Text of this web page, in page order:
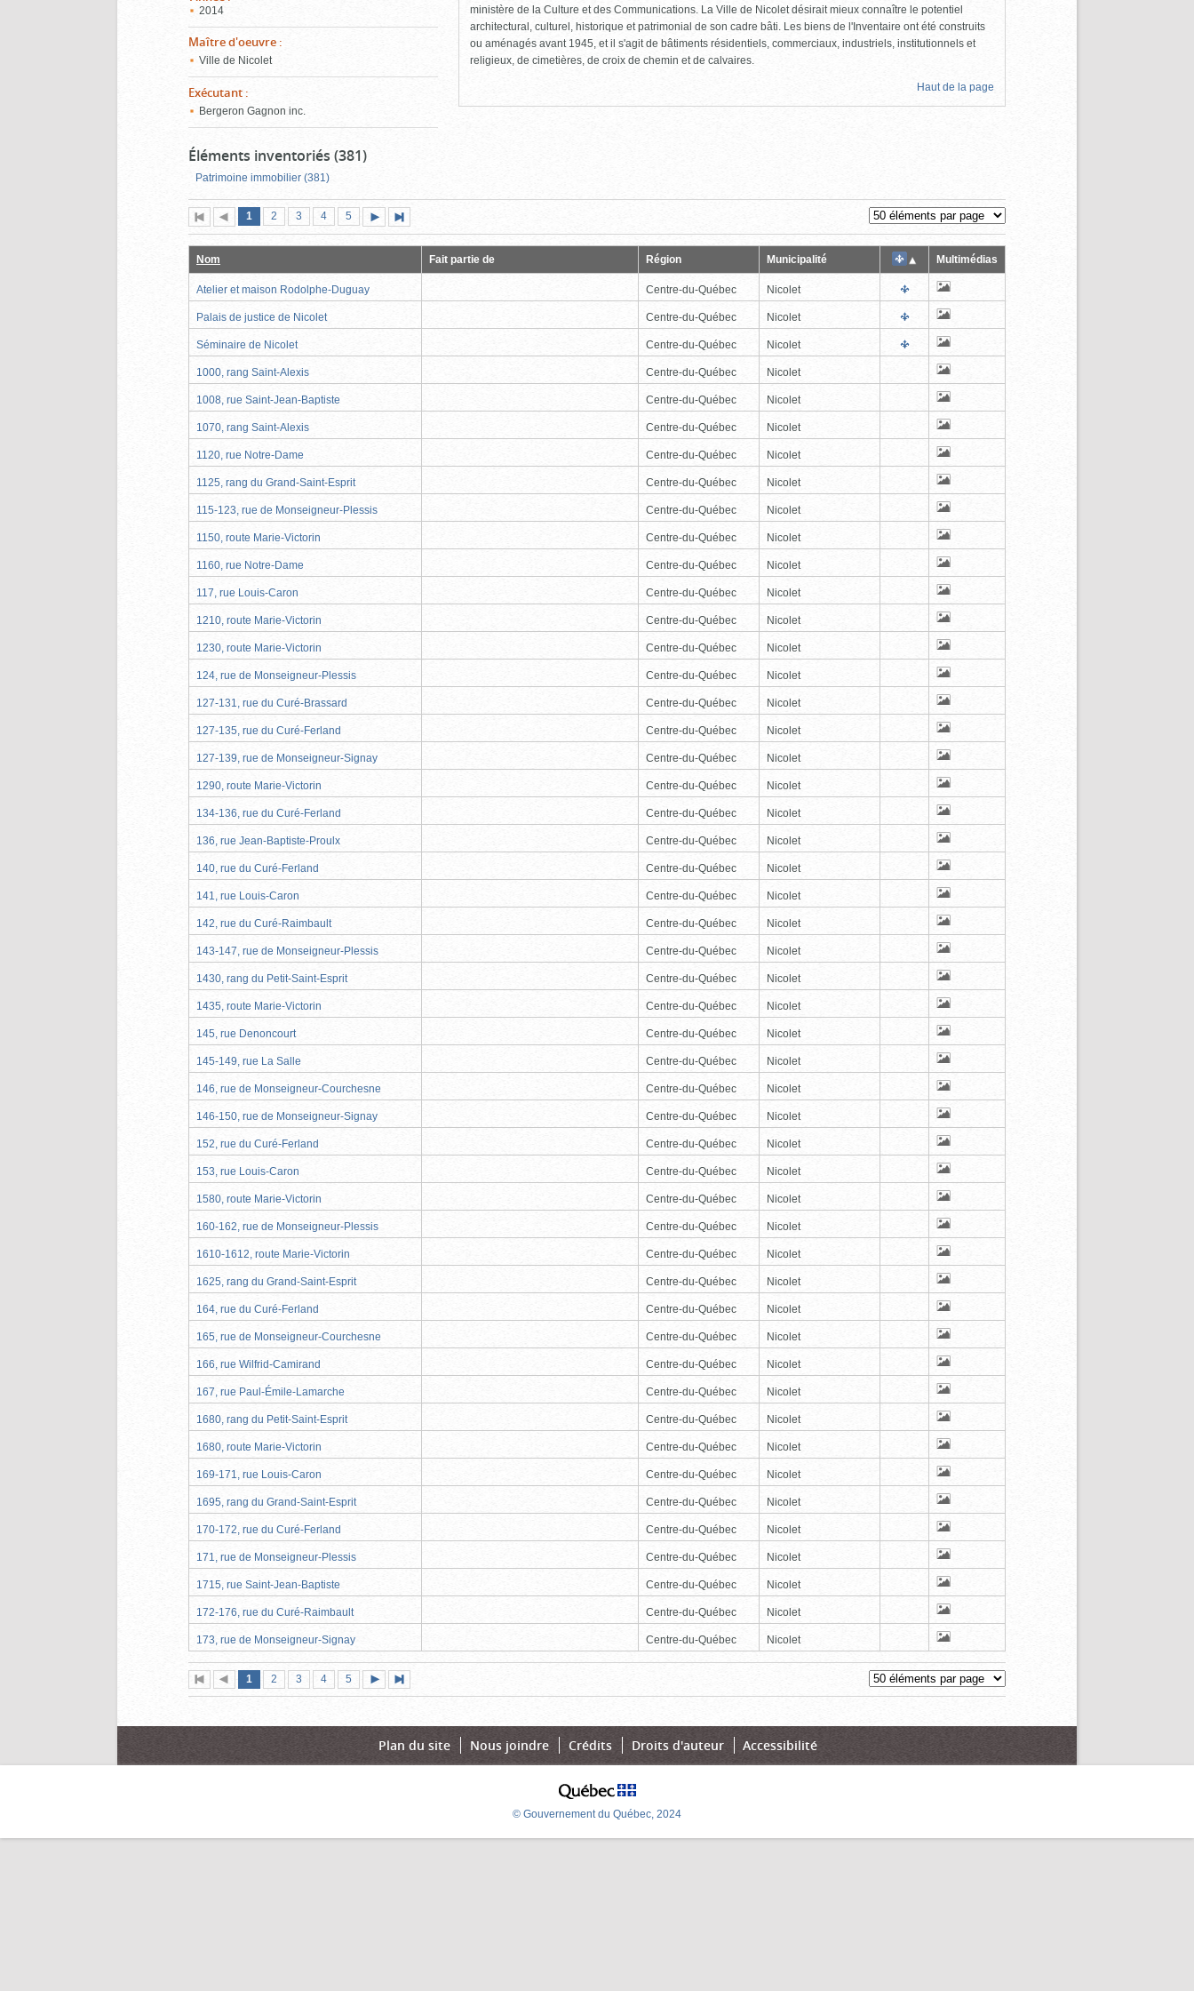
2014
Maître d'oeuvre :
Ville de Nicolet
Exécutant :
Bergeron Gagnon inc.
ministère de la Culture et des Communications. La Ville de Nicolet désirait mieux connaître le potentiel
architectural, culturel, historique et patrimonial de son cadre bâti. Les biens de l'Inventaire ont été construits
ou aménagés avant 1945, et il s'agit de bâtiments résidentiels, commerciaux, industriels, institutionnels et
religieux, de cimetières, de croix de chemin et de calvaires.
Haut de la page
Éléments inventoriés (381)
Patrimoine immobilier (381)
Première
page
Page
précédente
Page
1 (page
actuelle)
Page
2 Page
3 Page
4 Page
5
suivante
page
Nom Fait partie de Région Municipalité Multimédias
Atelier et maison Rodolphe-Duguay Centre-du-Québec Nicolet
Palais de justice de Nicolet Centre-du-Québec Nicolet
Séminaire de Nicolet Centre-du-Québec Nicolet
1000, rang Saint-Alexis Centre-du-Québec Nicolet
1008, rue Saint-Jean-Baptiste Centre-du-Québec Nicolet
1070, rang Saint-Alexis Centre-du-Québec Nicolet
1120, rue Notre-Dame Centre-du-Québec Nicolet
1125, rang du Grand-Saint-Esprit Centre-du-Québec Nicolet
115-123, rue de Monseigneur-Plessis Centre-du-Québec Nicolet
1150, route Marie-Victorin Centre-du-Québec Nicolet
1160, rue Notre-Dame Centre-du-Québec Nicolet
117, rue Louis-Caron Centre-du-Québec Nicolet
1210, route Marie-Victorin Centre-du-Québec Nicolet
1230, route Marie-Victorin Centre-du-Québec Nicolet
124, rue de Monseigneur-Plessis Centre-du-Québec Nicolet
127-131, rue du Curé-Brassard Centre-du-Québec Nicolet
127-135, rue du Curé-Ferland Centre-du-Québec Nicolet
127-139, rue de Monseigneur-Signay Centre-du-Québec Nicolet
1290, route Marie-Victorin Centre-du-Québec Nicolet
134-136, rue du Curé-Ferland Centre-du-Québec Nicolet
136, rue Jean-Baptiste-Proulx Centre-du-Québec Nicolet
140, rue du Curé-Ferland Centre-du-Québec Nicolet
141, rue Louis-Caron Centre-du-Québec Nicolet
142, rue du Curé-Raimbault Centre-du-Québec Nicolet
143-147, rue de Monseigneur-Plessis Centre-du-Québec Nicolet
1430, rang du Petit-Saint-Esprit Centre-du-Québec Nicolet
1435, route Marie-Victorin Centre-du-Québec Nicolet
145, rue Denoncourt Centre-du-Québec Nicolet
145-149, rue La Salle Centre-du-Québec Nicolet
146, rue de Monseigneur-Courchesne Centre-du-Québec Nicolet
146-150, rue de Monseigneur-Signay Centre-du-Québec Nicolet
152, rue du Curé-Ferland Centre-du-Québec Nicolet
153, rue Louis-Caron Centre-du-Québec Nicolet
1580, route Marie-Victorin Centre-du-Québec Nicolet
160-162, rue de Monseigneur-Plessis Centre-du-Québec Nicolet
1610-1612, route Marie-Victorin Centre-du-Québec Nicolet
1625, rang du Grand-Saint-Esprit Centre-du-Québec Nicolet
164, rue du Curé-Ferland Centre-du-Québec Nicolet
165, rue de Monseigneur-Courchesne Centre-du-Québec Nicolet
166, rue Wilfrid-Camirand Centre-du-Québec Nicolet
167, rue Paul-Émile-Lamarche Centre-du-Québec Nicolet
1680, rang du Petit-Saint-Esprit Centre-du-Québec Nicolet
1680, route Marie-Victorin Centre-du-Québec Nicolet
169-171, rue Louis-Caron Centre-du-Québec Nicolet
1695, rang du Grand-Saint-Esprit Centre-du-Québec Nicolet
170-172, rue du Curé-Ferland Centre-du-Québec Nicolet
171, rue de Monseigneur-Plessis Centre-du-Québec Nicolet
1715, rue Saint-Jean-Baptiste Centre-du-Québec Nicolet
172-176, rue du Curé-Raimbault Centre-du-Québec Nicolet
173, rue de Monseigneur-Signay Centre-du-Québec Nicolet
Première
page
Page
précédente
Page
1 (page
actuelle)
Page
2 Page
3 Page
4 Page
5
suivante
page
Plan du site Nous joindre Crédits Droits d'auteur Accessibilité
© Gouvernement du Québec, 2024